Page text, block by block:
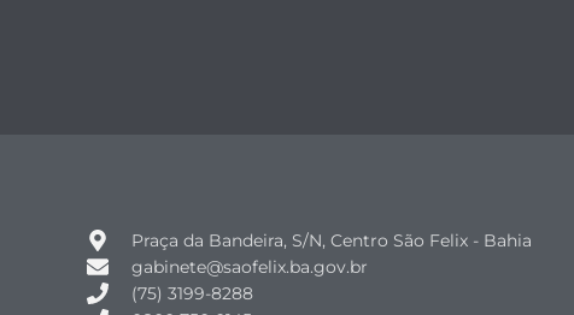
Praça da Bandeira, S/N, Centro São Felix - Bahia
gabinete@saofelix.ba.gov.br
(75) 3199-8288